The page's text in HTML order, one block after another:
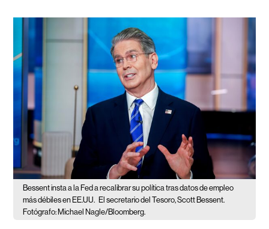
Bessent insta a la Fed a recalibrar su política tras datos de empleo
más débiles en EE.UU. El secretario del Tesoro, Scott Bessent.
Fotógrafo: Michael Nagle/Bloomberg.